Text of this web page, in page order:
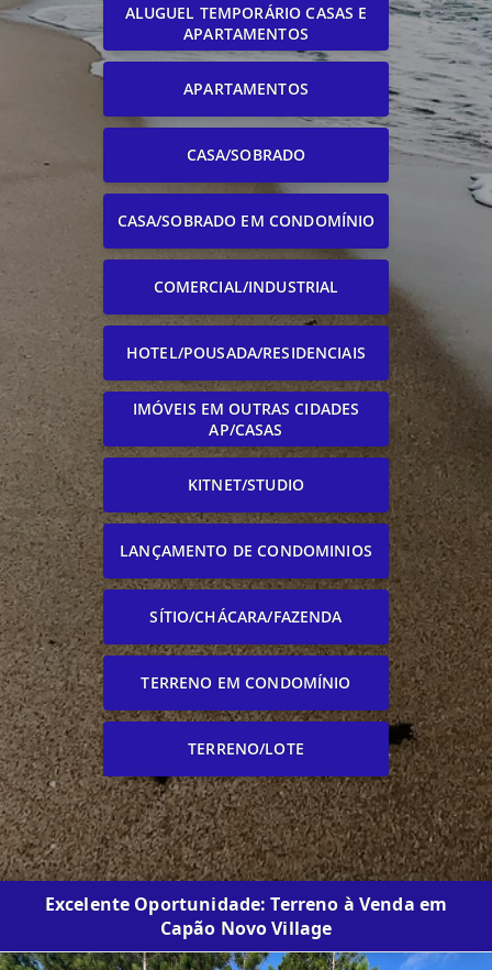
ALUGUEL TEMPORÁRIO CASAS E
APARTAMENTOS
APARTAMENTOS
CASA/SOBRADO
CASA/SOBRADO EM CONDOMÍNIO
COMERCIAL/INDUSTRIAL
HOTEL/POUSADA/RESIDENCIAIS
IMÓVEIS EM OUTRAS CIDADES
AP/CASAS
KITNET/STUDIO
LANÇAMENTO DE CONDOMINIOS
SÍTIO/CHÁCARA/FAZENDA
TERRENO EM CONDOMÍNIO
TERRENO/LOTE
Excelente Oportunidade: Terreno à Venda em
Capão Novo Village